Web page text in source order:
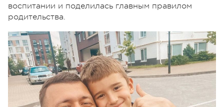
воспитании и поделилась главным правилом
родительства.